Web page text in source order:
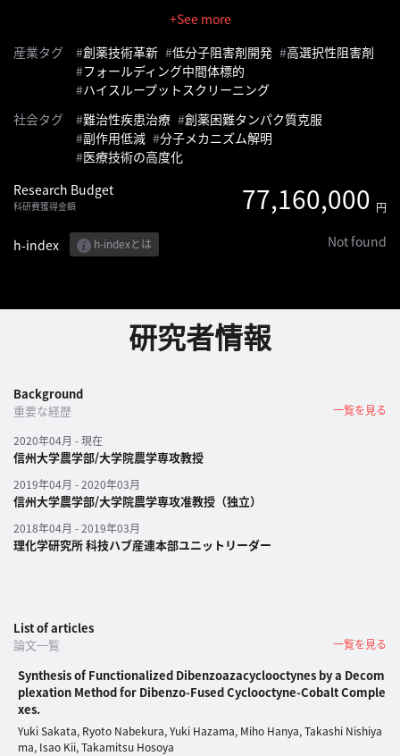
稿/
取
材
記
事
の
覧
ロ
へ
講
義
開
催/
一
覧
へ
る化合物を見つけ、その仕組みを詳しく調べています。これによ
り、従来の薬では難しかった病気の治療法開発に新たな道を開く
ことを目指しています。
+See more
産業タグ
創薬技術革新 低分子阻害剤開発
高選択性阻害剤
フォールディング中間体標的
ハイスループットスクリーニング
社会タグ
難治性疾患治療
創薬困難タンパク質克服
副作用低減
分子メカニズム解明
医療技術の高度化
Research Budget
科研費獲得金額 77,160,000 円
h-index h-indexとは Not found
研究者情報
Background
重要な経歴
一覧を見る
2020年04月 - 現在
信州大学農学部/大学院農学専攻教授
2019年04月 - 2020年03月
信州大学農学部/大学院農学専攻准教授（独立）
2018年04月 - 2019年03月
理化学研究所 科技ハブ産連本部ユニットリーダー
List of articles
論文一覧
一覧を見る
Synthesis of Functionalized Dibenzoazacyclooctynes by a Decom
plexation Method for Dibenzo-Fused Cyclooctyne-Cobalt Comple
xes.
Yuki Sakata, Ryoto Nabekura, Yuki Hazama, Miho Hanya, Takashi Nishiya
ma, Isao Kii, Takamitsu Hosoya